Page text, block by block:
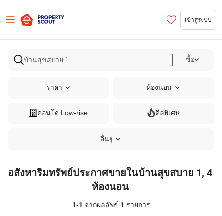
เข้าสู่ระบบ
ซื้อ
ราคา ห้องนอน
คอนโด Low-rise ดีลพิเศษ
อื่นๆ
อสังหาริมทรัพย์ประกาศขายในบ้านสุขสบาย 1, 4
ห้องนอน
1-1 จากผลลัพธ์ 1 รายการ